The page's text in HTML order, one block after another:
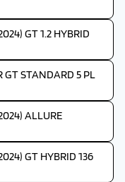
GT 1.2 HYBRID
GT STANDARD 5 PL
ALLURE
GT HYBRID 136